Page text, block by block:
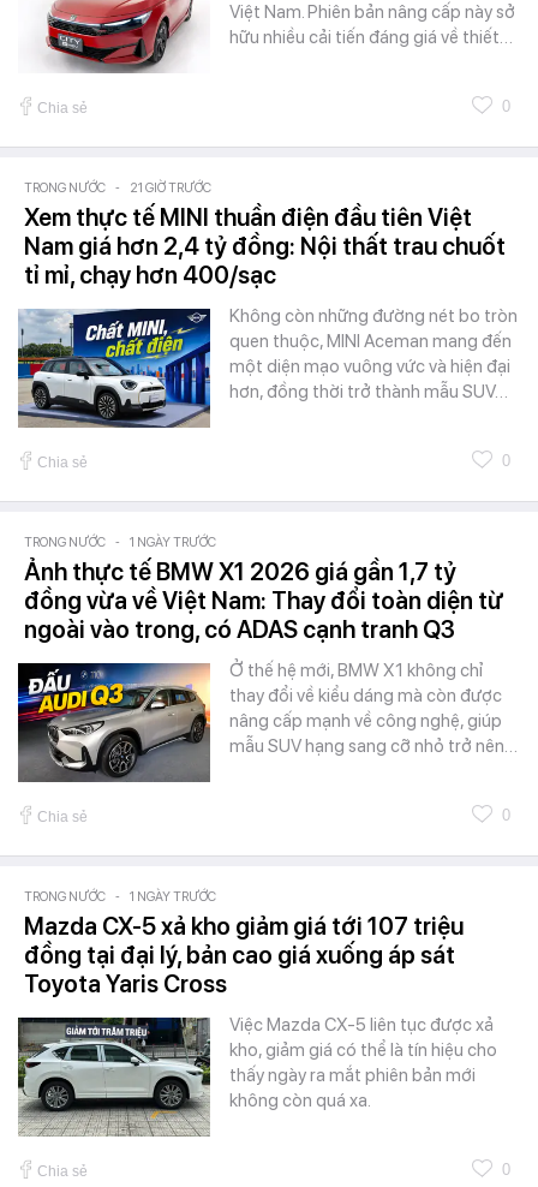
Việt Nam. Phiên bản nâng cấp này sở
hữu nhiều cải tiến đáng giá về thiết…
Chia sẻ 0
TRONG NƯỚC - 21 GIỜ TRƯỚC
Xem thực tế MINI thuần điện đầu tiên Việt
Nam giá hơn 2,4 tỷ đồng: Nội thất trau chuốt
tỉ mỉ, chạy hơn 400/sạc
Không còn những đường nét bo tròn
quen thuộc, MINI Aceman mang đến
một diện mạo vuông vức và hiện đại
hơn, đồng thời trở thành mẫu SUV…
Chia sẻ 0
TRONG NƯỚC - 1 NGÀY TRƯỚC
Ảnh thực tế BMW X1 2026 giá gần 1,7 tỷ
đồng vừa về Việt Nam: Thay đổi toàn diện từ
ngoài vào trong, có ADAS cạnh tranh Q3
Ở thế hệ mới, BMW X1 không chỉ
thay đổi về kiểu dáng mà còn được
nâng cấp mạnh về công nghệ, giúp
mẫu SUV hạng sang cỡ nhỏ trở nên…
Chia sẻ 0
TRONG NƯỚC - 1 NGÀY TRƯỚC
Mazda CX-5 xả kho giảm giá tới 107 triệu
đồng tại đại lý, bản cao giá xuống áp sát
Toyota Yaris Cross
Việc Mazda CX-5 liên tục được xả
kho, giảm giá có thể là tín hiệu cho
thấy ngày ra mắt phiên bản mới
không còn quá xa.
Chia sẻ 0